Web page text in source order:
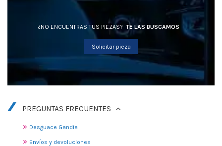
¿NO ENCUENTRAS TUS PIEZAS? TE LAS BUSCAMOS
Solicitar pieza
PREGUNTAS FRECUENTES
Desguace Gandia
Envíos y devoluciones